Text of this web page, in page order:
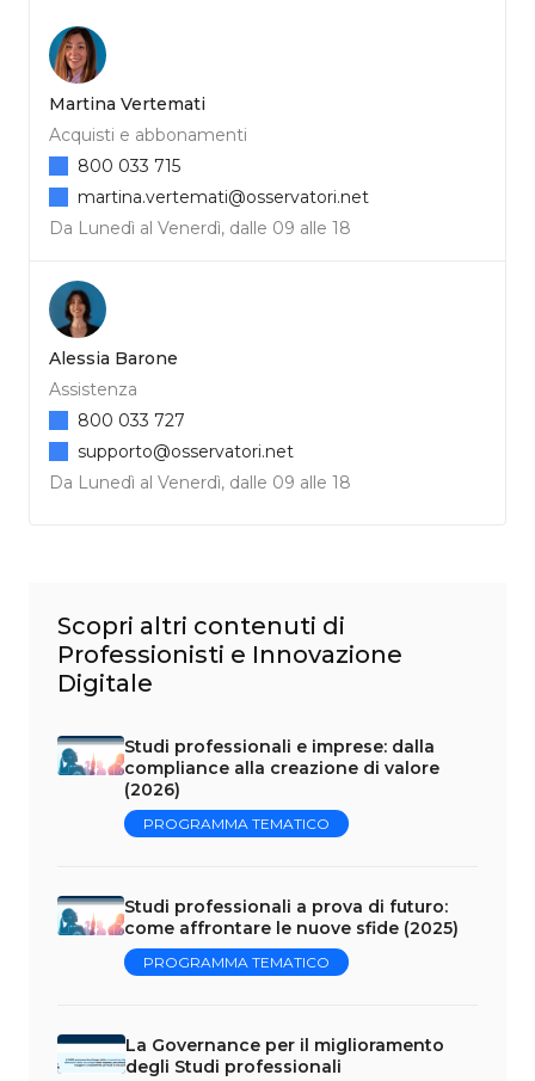
Martina Vertemati
Acquisti e abbonamenti
Da Lunedì al Venerdì, dalle 09 alle 18
800 033 715
martina.vertemati@osservatori.net
Alessia Barone
Assistenza
Da Lunedì al Venerdì, dalle 09 alle 18
800 033 727
supporto@osservatori.net
Scopri altri contenuti di
Professionisti e Innovazione
Digitale
Studi professionali e imprese: dalla
compliance alla creazione di valore
(2026)
PROGRAMMA TEMATICO
Studi professionali a prova di futuro:
come affrontare le nuove sfide (2025)
PROGRAMMA TEMATICO
La Governance per il miglioramento
degli Studi professionali